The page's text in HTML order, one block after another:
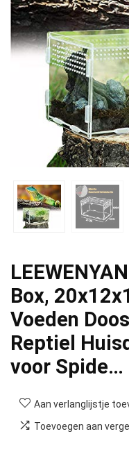
Box,
Voeden
Reptiel
voor Spide…
Aan verlanglijstje
Toevoegen aan